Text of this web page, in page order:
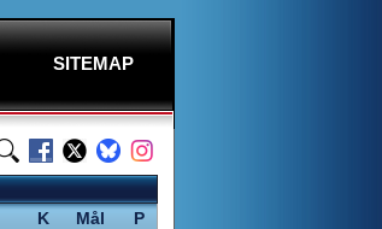
SITEMAP
K
Mål P